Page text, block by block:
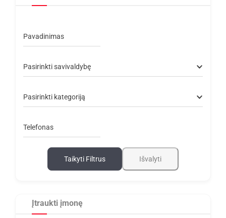
Pavadinimas
Pasirinkti savivaldybę
Pasirinkti kategoriją
Telefonas
Taikyti Filtrus Išvalyti
Įtraukti įmonę